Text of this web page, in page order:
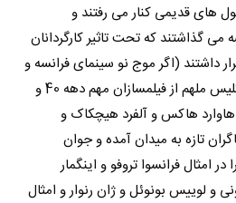
های قدیمی کنار می رفتند و
گذاشتند که تحت تاثیر کارگردانان
50 و 60 اروپا قرار داشتند (اگر موج نو سینمای فرانسه و
جنبش جوانان خشمگین انگلیس ملهم از فیلمسازان مهم دهه 40 و
و هاوارد هاکس و آلفرد هیچکاک و
تازه به میدان آمده و جوان
امثال فرانسوا تروفو و اینگمار
و لوییس بونوئل و ژان رنوار و امثال